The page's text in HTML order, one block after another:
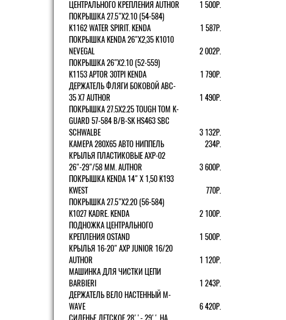
ЦЕНТРАЛЬНОГО КРЕПЛЕНИЯ AUTHOR
1 500Р.
ПОКРЫШКА 27.5"Х2.10 (54-584)
K1162 WATER SPIRIT. KENDA
1 587Р.
ПОКРЫШКА KENDA 26"Х2,35 K1010
NEVEGAL
2 002Р.
ПОКРЫШКА 26"Х2.10 (52-559)
K1153 APTOR 30TPI KENDA
1 790Р.
ДЕРЖАТЕЛЬ ФЛЯГИ БОКОВОЙ ABC-
35 X7 AUTHOR
1 490Р.
ПОКРЫШКА 27.5X2.25 TOUGH TOM K-
GUARD 57-584 B/B-SK HS463 SBC
SCHWALBE
3 132Р.
КАМЕРА 280Х65 АВТО НИППЕЛЬ
234Р.
КРЫЛЬЯ ПЛАСТИКОВЫЕ AXP-02
26"-29"/58 ММ. AUTHOR
3 600Р.
ПОКРЫШКА KENDA 14" Х 1,50 K193
KWEST
770Р.
ПОКРЫШКА 27.5"Х2.20 (56-584)
K1027 KADRE. KENDA
2 100Р.
ПОДНОЖКА ЦЕНТРАЛЬНОГО
КРЕПЛЕНИЯ OSTAND
1 500Р.
КРЫЛЬЯ 16-20" AXP JUNIOR 16/20
AUTHOR
1 120Р.
МАШИНКА ДЛЯ ЧИСТКИ ЦЕПИ
BARBIERI
1 243Р.
ДЕРЖАТЕЛЬ ВЕЛО НАСТЕННЫЙ M-
WAVE
6 420Р.